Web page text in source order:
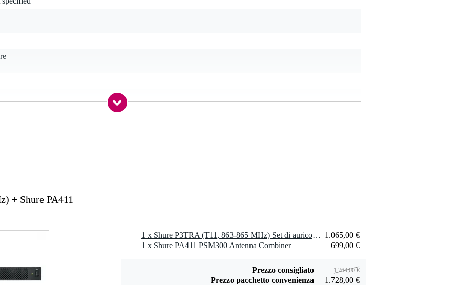
with UK wireless microphone licence
gr
+ Shure PA411
1 x Shure P3TRA (T11, 863-865 MHz) Set di auricolari PSM 300 1.065,00 €
1 x Shure PA411 PSM300 Antenna Combiner
699,00 €
Prezzo consigliato 1.764,00 €
Prezzo pacchetto convenienza
1.728,00 €